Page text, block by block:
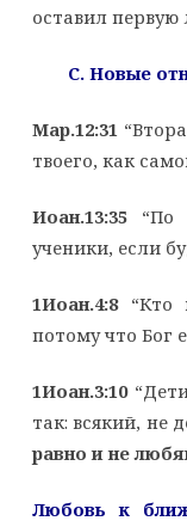
оставил первую
C. Новые
Мар.12:31
твоего, как
Иоан.13:35“По
ученики, если
1Иоан.4:8“Кто
потому что Бог
1Иоан.3:10
так: всякий, не
равно и не
Любовь к